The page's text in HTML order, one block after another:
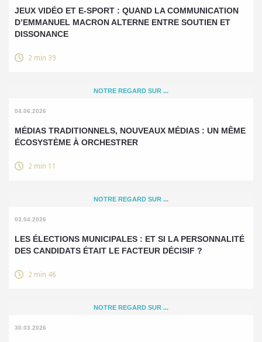
JEUX VIDÉO ET E-SPORT : QUAND LA COMMUNICATION
D’EMMANUEL MACRON ALTERNE ENTRE SOUTIEN ET
DISSONANCE
2 min 39
NOTRE REGARD SUR ...
04.06.2026
MÉDIAS TRADITIONNELS, NOUVEAUX MÉDIAS : UN MÊME
ÉCOSYSTÈME À ORCHESTRER
2 min 11
NOTRE REGARD SUR ...
03.04.2026
LES ÉLECTIONS MUNICIPALES : ET SI LA PERSONNALITÉ
DES CANDIDATS ÉTAIT LE FACTEUR DÉCISIF ?
2 min 46
NOTRE REGARD SUR ...
30.03.2026